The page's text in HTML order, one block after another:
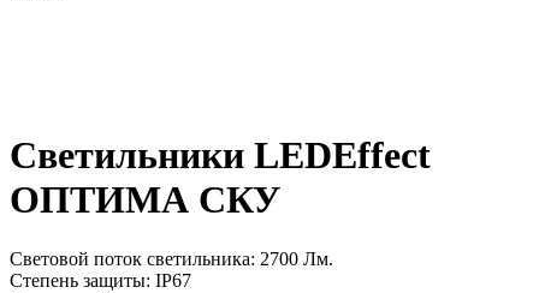
Светильники LEDEffect
ОПТИМА СКУ
Световой поток светильника: 2700 Лм.
Степень защиты: IP67